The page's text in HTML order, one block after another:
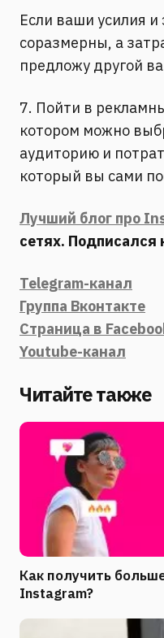
Если ваши усилия
соразмерны, а
предложу другой
7. Пойти в
котором можно
аудиторию и
который вы сами
Лучший блог про
сетях. Подписался
Telegram-канал
Группа Вконтакте
Страница в
Youtube-канал
Читайте также
Как получить
Instagram?